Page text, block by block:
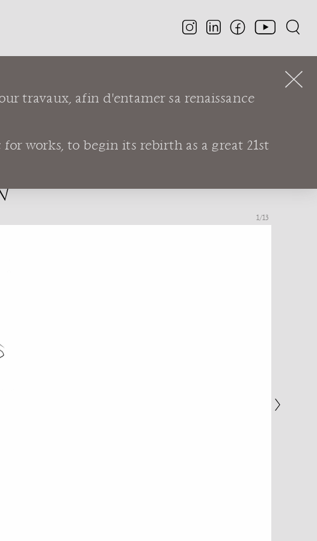
travaux, afin d'entamer sa renaissance
works, to begin its rebirth as a great 21st
à Lyon
1/13